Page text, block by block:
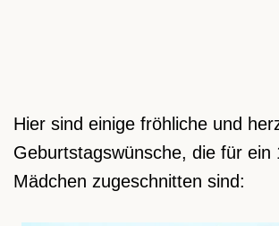
Hier sind einige fröhliche und
Geburtstagswünsche, die für ein
Mädchen zugeschnitten sind: